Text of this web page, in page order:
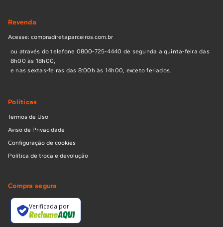
Revenda
Acesse: compradiretaparceiros.com.br
ou através do telefone 0800-725-4440 de segunda a quinta-feira das
8h00 às 18h00,
e nas sextas-feiras das 8:00h às 14h00, exceto feriados.
Políticas
Termos de Uso
Aviso de Privacidade
Configuração de cookies
Política de troca e devolução
Compra segura
Verificada por